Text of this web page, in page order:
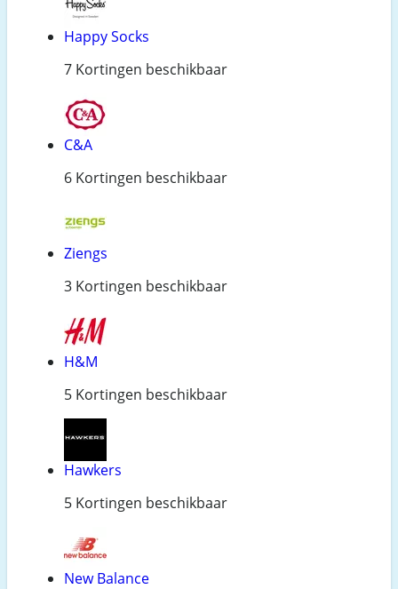
Happy Socks
7 Kortingen beschikbaar
C&A
6 Kortingen beschikbaar
Ziengs
3 Kortingen beschikbaar
H&M
5 Kortingen beschikbaar
Hawkers
5 Kortingen beschikbaar
New Balance